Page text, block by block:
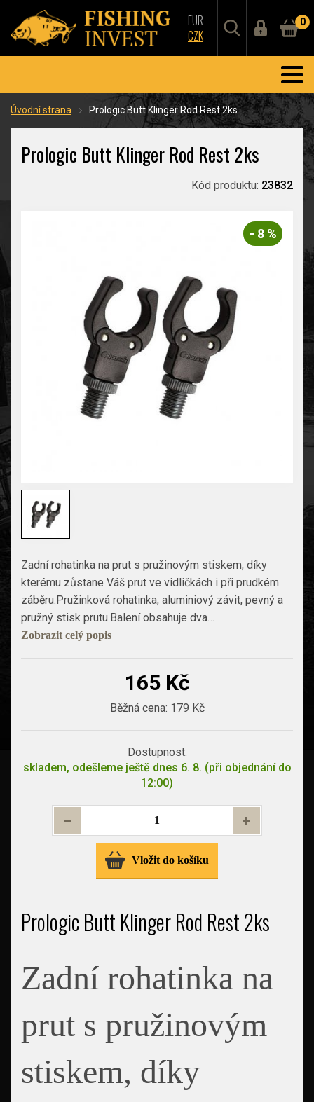
EUR
CZK
0
Úvodní strana Prologic Butt Klinger Rod Rest 2ks
Prologic Butt Klinger Rod Rest 2ks
Kód produktu: 23832
- 8 %
Zadní rohatinka na prut s pružinovým stiskem, díky
kterému zůstane Váš prut ve vidličkách i při prudkém
záběru.Pružinková rohatinka, aluminiový závit, pevný a
pružný stisk prutu.Balení obsahuje dva…
Zobrazit celý popis
165 Kč
Běžná cena: 179 Kč
Dostupnost:
skladem, odešleme ještě dnes 6. 8. (při objednání do
12:00)
Vložit do košíku
Prologic Butt Klinger Rod Rest 2ks
Zadní rohatinka na
prut s pružinovým
stiskem, díky